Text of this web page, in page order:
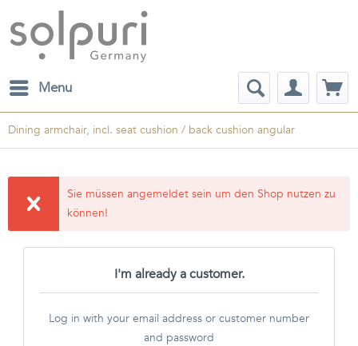
Menu
Dining armchair, incl. seat cushion / back cushion angular
Sie müssen angemeldet sein um den Shop nutzen zu
können!
I'm already a customer.
Log in with your email address or customer number
and password